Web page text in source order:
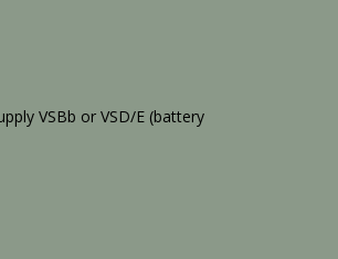
VSBb or VSD/E (battery